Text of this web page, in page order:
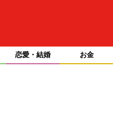
恋愛・結婚 お金